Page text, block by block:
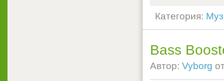
Категория:
Bass
Автор: Vyborg